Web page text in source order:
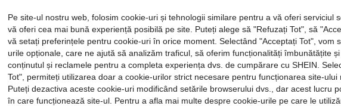
Pe site-ul nostru web, folosim cookie-uri și tehnologii similare pentru a vă oferi serviciul
vă oferi cea mai bună experiență posibilă pe site. Puteți alege să "Refuzați Tot", să
vă setați preferințele pentru cookie-uri în orice moment. Selectând "Acceptați Tot", vom
urile opționale, care ne ajută să analizăm traficul, să oferim funcționalități îmbunătățite
conținutul și reclamele pentru a completa experiența dvs. de cumpărare cu SHEIN.
Tot", permiteți utilizarea doar a cookie-urilor strict necesare pentru funcționarea site-ului
Puteți dezactiva aceste cookie-uri modificând setările browserului dvs., dar acest lucru
în care funcționează site-ul. Pentru a afla mai multe despre cookie-urile pe care le